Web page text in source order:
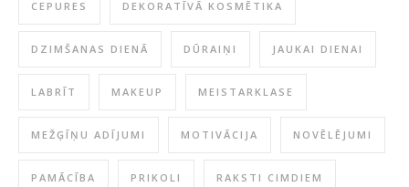
CEPURES DEKORATĪVĀ KOSMĒTIKA
DZIMŠANAS DIENĀ DŪRAIŅI JAUKAI DIENAI
LABRĪT MAKEUP MEISTARKLASE
MEŽĢĪŅU ADĪJUMI MOTIVĀCIJA NOVĒLĒJUMI
PAMĀCĪBA PRIKOLI RAKSTI CIMDIEM